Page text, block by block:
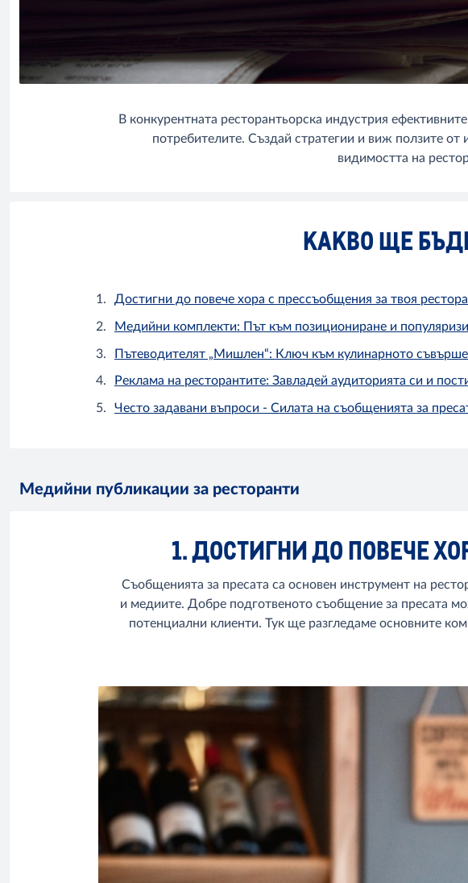
В конкурентната ресторантьорска индустрия
потребителите. Създай стратегии и виж ползите
видимостта на
КАКВО ЩЕ
Достигни до повече хора с прессъобщения за твоя
Медийни комплекти: Път към позициониране и
Пътеводителят „Мишлен“: Ключ към кулинарното
Реклама на ресторантите: Завладей аудиторията си и
Често задавани въпроси - Силата на съобщенията за
Медийни публикации за ресторанти
1. ДОСТИГНИ ДО ПОВЕЧЕ
Съобщенията за пресата са основен инструмент на
и медиите. Добре подготвеното съобщение за пресата
потенциални клиенти. Тук ще разгледаме основните